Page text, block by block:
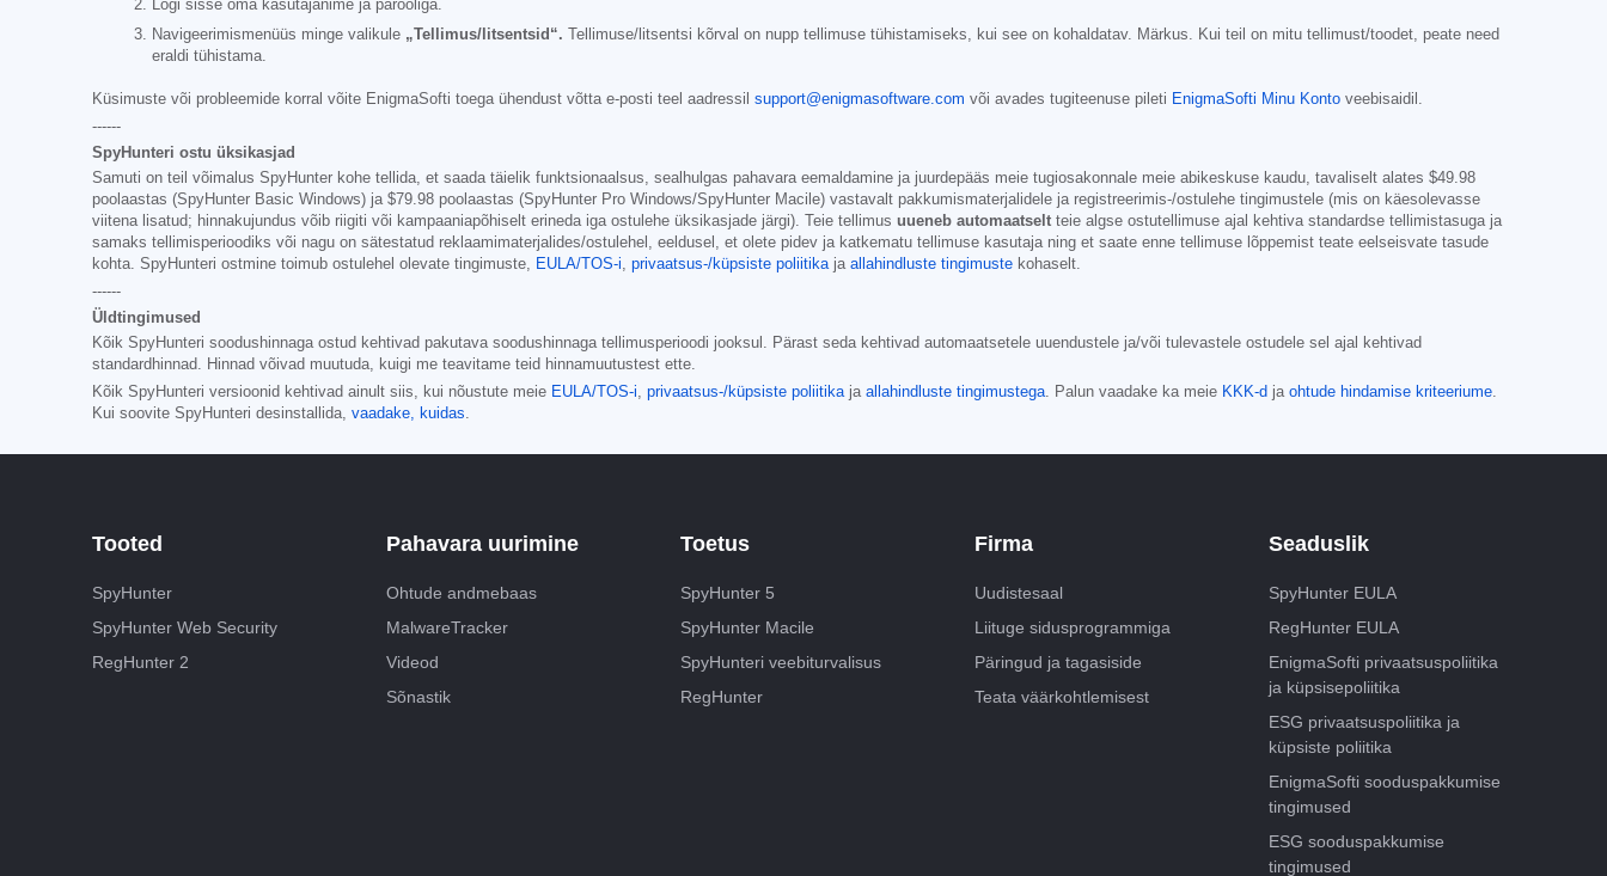
Logi sisse oma kasutajanime ja parooliga.
Navigeerimismenüüs minge valikule „Tellimus/litsentsid“. Tellimuse/litsentsi kõrval on nupp tellimuse tühistamiseks, kui see on kohaldatav. Märkus. Kui teil on mitu tellimust/toodet, peate need
eraldi tühistama.
Küsimuste või probleemide korral võite EnigmaSofti toega ühendust võtta e-posti teel aadressil support@enigmasoftware.com või avades tugiteenuse pileti EnigmaSofti Minu Konto veebisaidil.
------
SpyHunteri ostu üksikasjad
Samuti on teil võimalus SpyHunter kohe tellida, et saada täielik funktsionaalsus, sealhulgas pahavara eemaldamine ja juurdepääs meie tugiosakonnale meie abikeskuse kaudu, tavaliselt alates $49.98
poolaastas (SpyHunter Basic Windows) ja $79.98 poolaastas (SpyHunter Pro Windows/SpyHunter Macile) vastavalt pakkumismaterjalidele ja registreerimis-/ostulehe tingimustele (mis on käesolevasse
viitena lisatud; hinnakujundus võib riigiti või kampaaniapõhiselt erineda iga ostulehe üksikasjade järgi). Teie tellimus uueneb automaatselt teie algse ostutellimuse ajal kehtiva standardse tellimistasuga ja
samaks tellimisperioodiks või nagu on sätestatud reklaamimaterjalides/ostulehel, eeldusel, et olete pidev ja katkematu tellimuse kasutaja ning et saate enne tellimuse lõppemist teate eelseisvate tasude
kohta. SpyHunteri ostmine toimub ostulehel olevate tingimuste,
EULA/TOS-i privaatsus-/küpsiste poliitika ja allahindluste tingimuste kohaselt.
------
Üldtingimused
Kõik SpyHunteri soodushinnaga ostud kehtivad pakutava soodushinnaga tellimusperioodi jooksul. Pärast seda kehtivad automaatsetele uuendustele ja/või tulevastele ostudele sel ajal kehtivad
standardhinnad. Hinnad võivad muutuda, kuigi me teavitame teid hinnamuutustest ette.
Kõik SpyHunteri versioonid kehtivad ainult siis, kui nõustute meie EULA/TOS-i privaatsus-/küpsiste poliitika ja allahindluste tingimustega . Palun vaadake ka meie KKK-d ja ohtude hindamise kriteeriume
Kui soovite SpyHunteri desinstallida, vaadake, kuidas
Tooted
SpyHunter
SpyHunter Web Security
RegHunter 2
Pahavara uurimine
Ohtude andmebaas
MalwareTracker
Videod
Sõnastik
Toetus
SpyHunter 5
SpyHunter Macile
SpyHunteri veebiturvalisus
RegHunter
Firma
Uudistesaal
Liituge sidusprogrammiga
Päringud ja tagasiside
Teata väärkohtlemisest
Seaduslik
SpyHunter EULA
RegHunter EULA
EnigmaSofti privaatsuspoliitika
ja küpsisepoliitika
ESG privaatsuspoliitika ja
küpsiste poliitika
EnigmaSofti sooduspakkumise
tingimused
ESG sooduspakkumise
tingimused